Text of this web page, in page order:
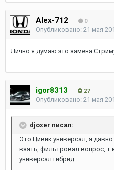
Alex-712 0
Опубликовано: 21 мая
Лично я думаю это замена
igor8313 27
Опубликовано: 21 мая
djoxer писал:
Это Цивик универсал, я
взять, фильтровал вопрос,
универсал гибрид.